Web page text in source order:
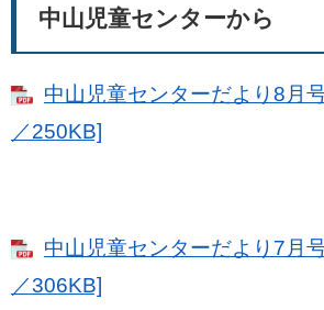
中山児童センターから
中山児童センターだより8月
／250KB]
中山児童センターだより7月
／306KB]